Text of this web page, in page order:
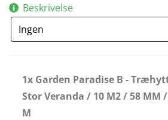
Beskrivelse
1x Garden Paradise B -
Stor Veranda / 10 M2 / 58 MM /
M